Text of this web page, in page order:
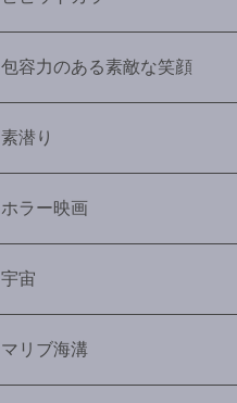
包容力のある素敵な笑顔
素潜り
ホラー映画
宇宙
マリブ海溝